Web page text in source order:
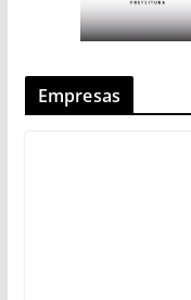
Empresas